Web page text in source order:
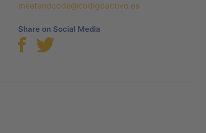
meetandcode@codigoactivo.es
Share on Social Media